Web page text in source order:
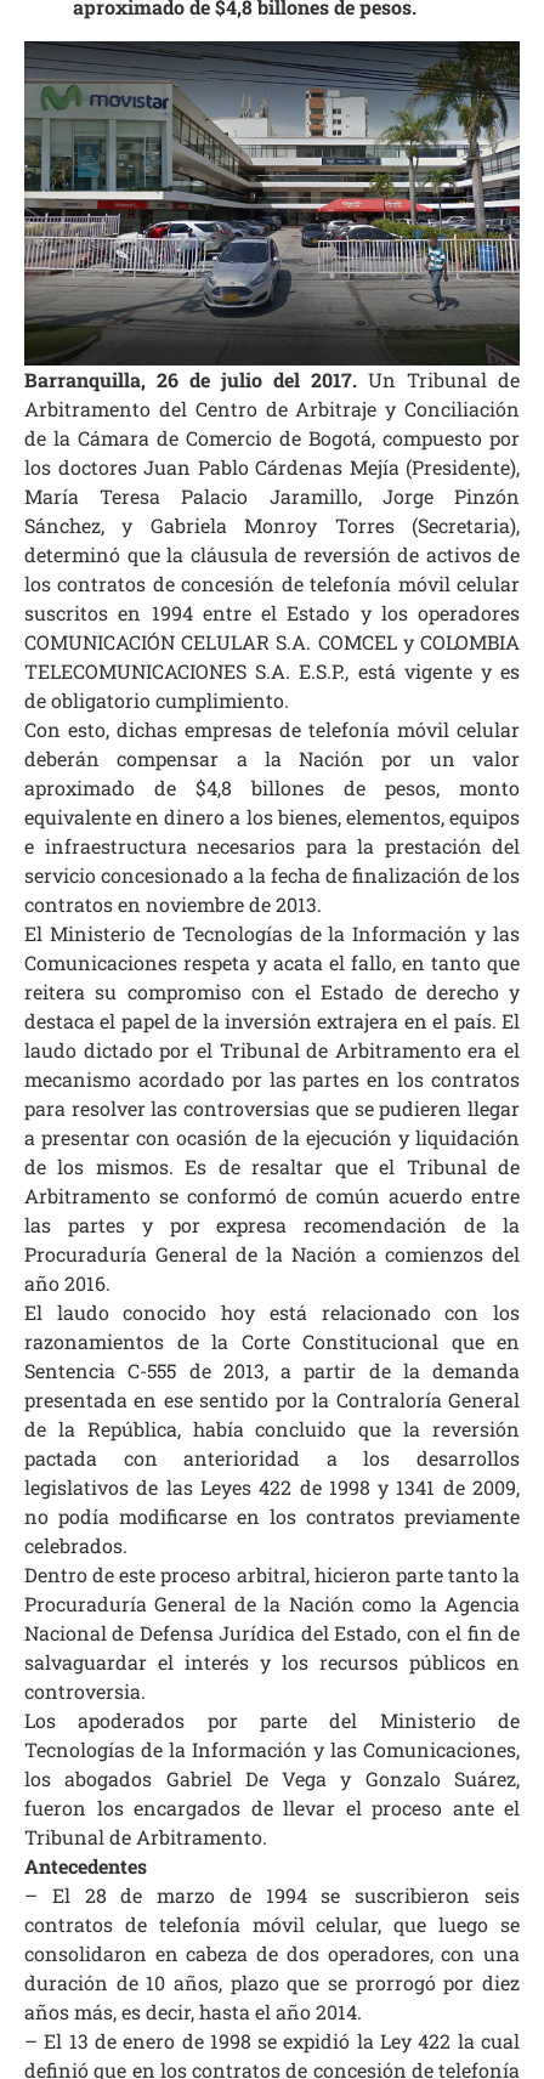
aproximado de $4,8 billones de pesos.
Barranquilla, 26 de julio del 2017. Un Tribunal de
Arbitramento del Centro de Arbitraje y Conciliación
de la Cámara de Comercio de Bogotá, compuesto por
los doctores Juan Pablo Cárdenas Mejía (Presidente),
María Teresa Palacio Jaramillo, Jorge Pinzón
Sánchez, y Gabriela Monroy Torres (Secretaria),
determinó que la cláusula de reversión de activos de
los contratos de concesión de telefonía móvil celular
suscritos en 1994 entre el Estado y los operadores
COMUNICACIÓN CELULAR S.A. COMCEL y COLOMBIA
TELECOMUNICACIONES S.A. E.S.P., está vigente y es
de obligatorio cumplimiento.
Con esto, dichas empresas de telefonía móvil celular
deberán compensar a la Nación por un valor
aproximado de $4,8 billones de pesos, monto
equivalente en dinero a los bienes, elementos, equipos
e infraestructura necesarios para la prestación del
servicio concesionado a la fecha de finalización de los
contratos en noviembre de 2013.
El Ministerio de Tecnologías de la Información y las
Comunicaciones respeta y acata el fallo, en tanto que
reitera su compromiso con el Estado de derecho y
destaca el papel de la inversión extrajera en el país. El
laudo dictado por el Tribunal de Arbitramento era el
mecanismo acordado por las partes en los contratos
para resolver las controversias que se pudieren llegar
a presentar con ocasión de la ejecución y liquidación
de los mismos. Es de resaltar que el Tribunal de
Arbitramento se conformó de común acuerdo entre
las partes y por expresa recomendación de la
Procuraduría General de la Nación a comienzos del
año 2016.
El laudo conocido hoy está relacionado con los
razonamientos de la Corte Constitucional que en
Sentencia C-555 de 2013, a partir de la demanda
presentada en ese sentido por la Contraloría General
de la República, había concluido que la reversión
pactada con anterioridad a los desarrollos
legislativos de las Leyes 422 de 1998 y 1341 de 2009,
no podía modificarse en los contratos previamente
celebrados.
Dentro de este proceso arbitral, hicieron parte tanto la
Procuraduría General de la Nación como la Agencia
Nacional de Defensa Jurídica del Estado, con el fin de
salvaguardar el interés y los recursos públicos en
controversia.
Los apoderados por parte del Ministerio de
Tecnologías de la Información y las Comunicaciones,
los abogados Gabriel De Vega y Gonzalo Suárez,
fueron los encargados de llevar el proceso ante el
Tribunal de Arbitramento.
Antecedentes
– El 28 de marzo de 1994 se suscribieron seis
contratos de telefonía móvil celular, que luego se
consolidaron en cabeza de dos operadores, con una
duración de 10 años, plazo que se prorrogó por diez
años más, es decir, hasta el año 2014.
– El 13 de enero de 1998 se expidió la Ley 422 la cual
definió que en los contratos de concesión de telefonía